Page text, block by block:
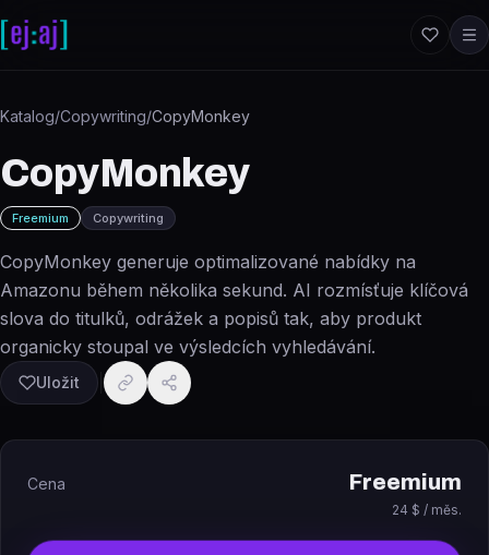
Katalog/Copywriting/CopyMonkey
CopyMonkey
Freemium Copywriting
CopyMonkey generuje optimalizované nabídky na
Amazonu během několika sekund. AI rozmísťuje klíčová
slova do titulků, odrážek a popisů tak, aby produkt
organicky stoupal ve výsledcích vyhledávání.
Uložit
Cena Freemium
24 $ / měs.